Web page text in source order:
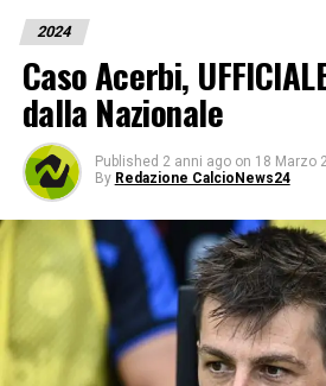
2024
Caso Acerbi,
dalla Nazionale
Published 2 anni ago on 18 Marzo
By Redazione CalcioNews24